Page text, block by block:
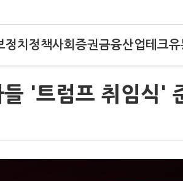
정치 정책사회 증권금융산업테크유
'트럼프 취임식'